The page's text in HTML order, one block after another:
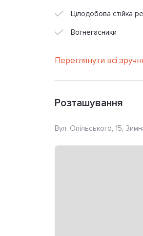
Цілодобова стійка
Вогнегасники
Переглянути всі
Розташування
Вул. Опільського, 15,